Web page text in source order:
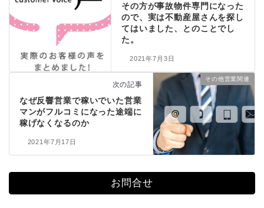
その方が事故物件専門になった
ので、実は不動産屋さんを探し
てはいました、とのことでし
た。
2021年7月3日
その他営業関連
次の記事
なぜ反響営業で稼いでいた営業
マンがフルコミになった途端に
稼げなくなるのか
2021年7月17日
お問合せ